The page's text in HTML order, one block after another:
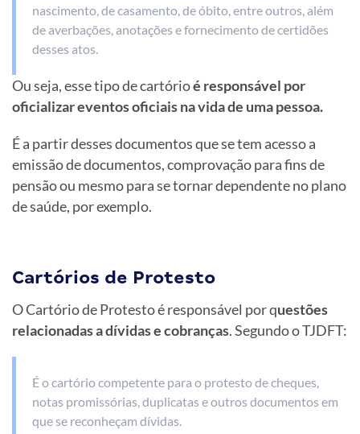
nascimento, de casamento, de óbito, entre outros, além
de averbações, anotações e fornecimento de certidões
desses atos.
Ou seja, esse tipo de cartórioé responsável por
oficializar eventos oficiais na vida de uma pessoa.
É a partir desses documentos que se tem acesso a
emissão de documentos, comprovação para fins de
pensão ou mesmo para se tornar dependente no plano
de saúde, por exemplo.
Cartórios de Protesto
O Cartório de Protesto é responsável por questões
relacionadas a dívidas e cobranças. Segundo o TJDFT:
É o cartório competente para o protesto de cheques,
notas promissórias, duplicatas e outros documentos em
que se reconheçam dívidas.